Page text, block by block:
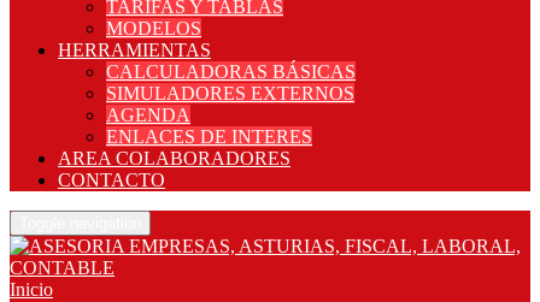
TARIFAS Y TABLAS
MODELOS
HERRAMIENTAS
CALCULADORAS BÁSICAS
SIMULADORES EXTERNOS
AGENDA
ENLACES DE INTERES
AREA COLABORADORES
CONTACTO
Inicio